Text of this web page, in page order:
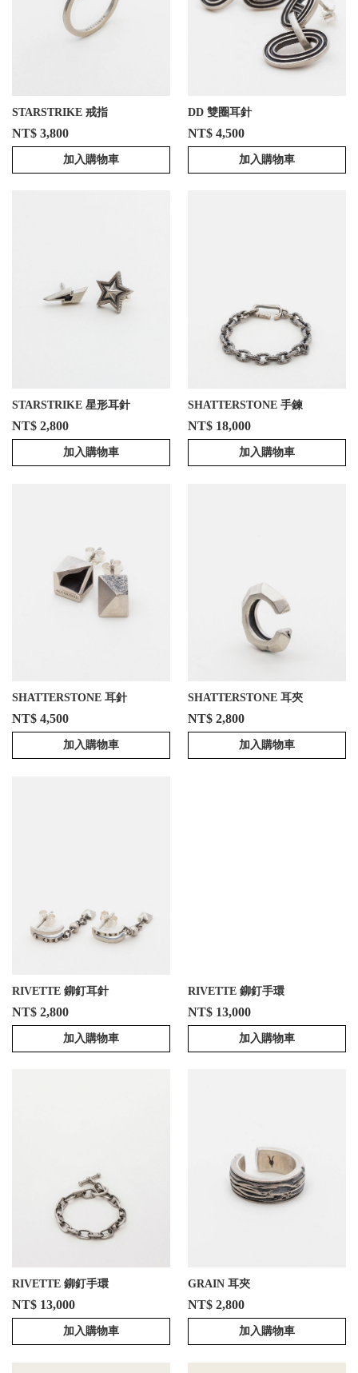
STARSTRIKE 戒指
NT$ 3,800
加入購物車
DD 雙圈耳針
NT$ 4,500
加入購物車
STARSTRIKE 星形耳針
NT$ 2,800
加入購物車
SHATTERSTONE 手鍊
NT$ 18,000
加入購物車
SHATTERSTONE 耳針
NT$ 4,500
加入購物車
SHATTERSTONE 耳夾
NT$ 2,800
加入購物車
RIVETTE 鉚釘耳針
NT$ 2,800
加入購物車
RIVETTE 鉚釘手環
NT$ 13,000
加入購物車
RIVETTE 鉚釘手環
NT$ 13,000
加入購物車
GRAIN 耳夾
NT$ 2,800
加入購物車